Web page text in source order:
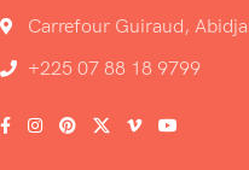
Carrefour Guiraud,
+225 07 88 18 9799